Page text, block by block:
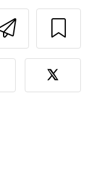
de